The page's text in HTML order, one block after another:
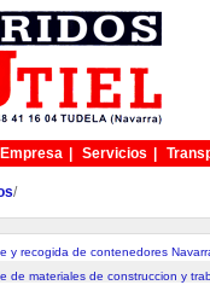
Empresa Servicios
/
y recogida de contenedores
de materiales de construccion y